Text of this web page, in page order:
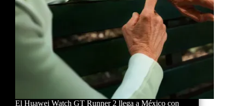
El Huawei Watch GT Runner 2 llega a México con